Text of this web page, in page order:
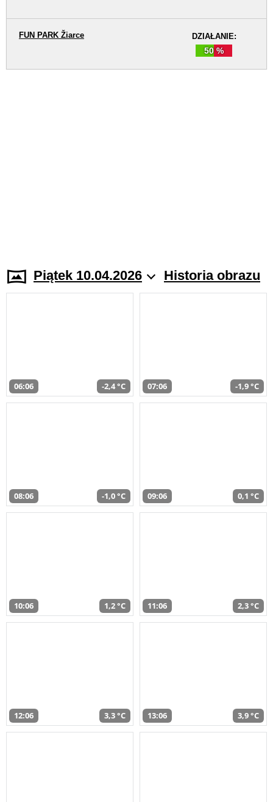
DZIAŁANIE:
50 %
FUN PARK Žiarce
Piątek 10.04.2026 Historia obrazu
06:06 -2,4 °C 07:06 -1,9 °C
08:06 -1,0 °C 09:06 0,1 °C
10:06 1,2 °C 11:06 2,3 °C
12:06 3,3 °C 13:06 3,9 °C